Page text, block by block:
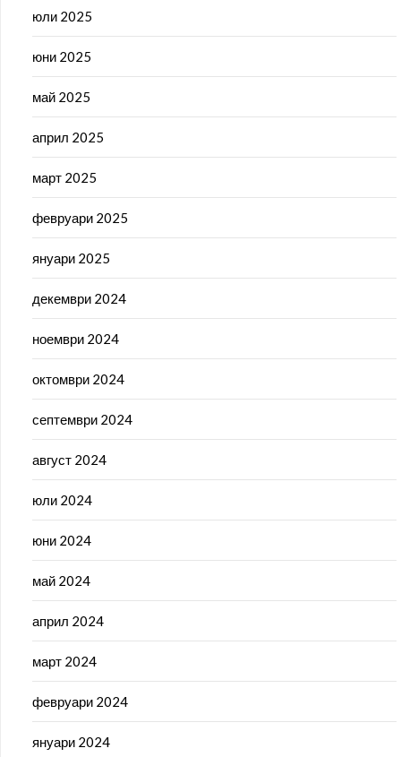
юли 2025
юни 2025
май 2025
април 2025
март 2025
февруари 2025
януари 2025
декември 2024
ноември 2024
октомври 2024
септември 2024
август 2024
юли 2024
юни 2024
май 2024
април 2024
март 2024
февруари 2024
януари 2024